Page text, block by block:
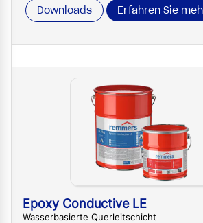
Downloads Erfahren Sie
Epoxy Conductive LE
Wasserbasierte Querleitschicht